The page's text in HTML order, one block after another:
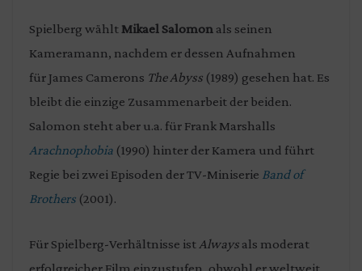
Spielberg wähltMikael Salomon als seinen
Kameramann, nachdem er dessen Aufnahmen
für James Camerons The Abyss (1989) gesehen hat. Es
bleibt die einzige Zusammenarbeit der beiden.
Salomon steht aber u.a. für Frank Marshalls
Arachnophobia (1990) hinter der Kamera und führt
Regie bei zwei Episoden der TV-Miniserie Band of
Brothers (2001).
Für Spielberg-Verhältnisse ist Always als moderat
erfolgreicher Film einzustufen, obwohl er weltweit